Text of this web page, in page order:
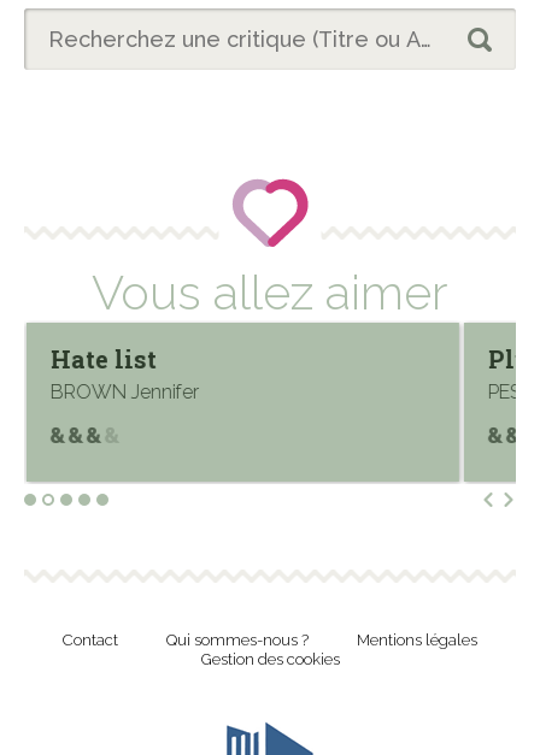
Vous allez aimer
Hate list
BROWN Jennifer
Contact Qui sommes-nous ?
Mentions légales
Gestion des cookies